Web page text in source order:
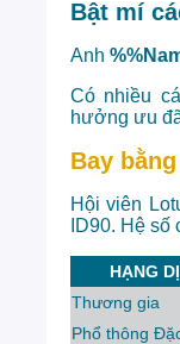
Bật mí
Anh
Có nhiều
hưởng ưu
Bay
Hội viên
ID90. Hệ
HẠNG
Thương gia
Phổ thông